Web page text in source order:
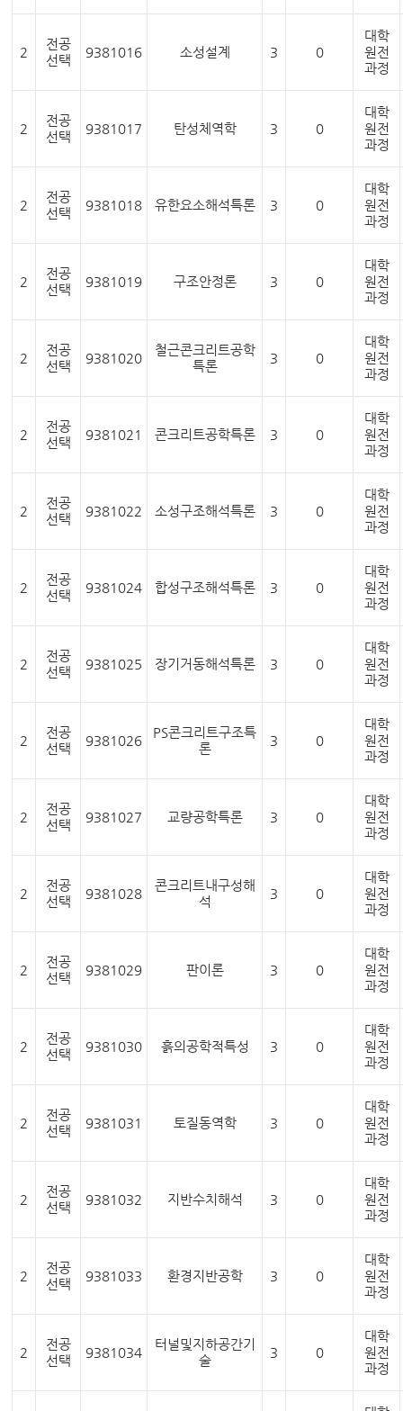
2
전공
선택
9381016 소성설계 3 0
대학
원전
과정
2
전공
선택
9381017 탄성체역학 3 0
대학
원전
과정
2
전공
선택
9381018 유한요소해석특론 3 0
대학
원전
과정
2
전공
선택
9381019 구조안정론 3 0
대학
원전
과정
2
전공
선택
9381020
철근콘크리트공학
특론
3 0
대학
원전
과정
2
전공
선택
9381021 콘크리트공학특론 3 0
대학
원전
과정
2
전공
선택
9381022 소성구조해석특론 3 0
대학
원전
과정
2
전공
선택
9381024 합성구조해석특론 3 0
대학
원전
과정
2
전공
선택
9381025 장기거동해석특론 3 0
대학
원전
과정
2
전공
선택
9381026
PS콘크리트구조특
론
3 0
대학
원전
과정
2
전공
선택
9381027 교량공학특론 3 0
대학
원전
과정
2
전공
선택
9381028
콘크리트내구성해
석
3 0
대학
원전
과정
2
전공
선택
9381029 판이론 3 0
대학
원전
과정
2
전공
선택
9381030 흙의공학적특성 3 0
대학
원전
과정
2
전공
선택
9381031 토질동역학 3 0
대학
원전
과정
2
전공
선택
9381032 지반수치해석 3 0
대학
원전
과정
2
전공
선택
9381033 환경지반공학 3 0
대학
원전
과정
2
전공
선택
9381034
터널및지하공간기
술
3 0
대학
원전
과정